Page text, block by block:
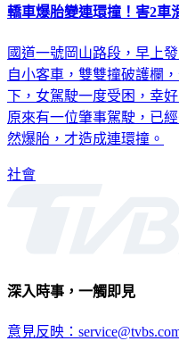
轎車爆胎變連環撞！害2
國道一號岡山路段，早上
自小客車，雙雙撞破護欄
下，女駕駛一度受困，幸
原來有一位肇事駕駛，已
然爆胎，才造成連環撞。
社會
深入時事，一觸即見
意見反映：